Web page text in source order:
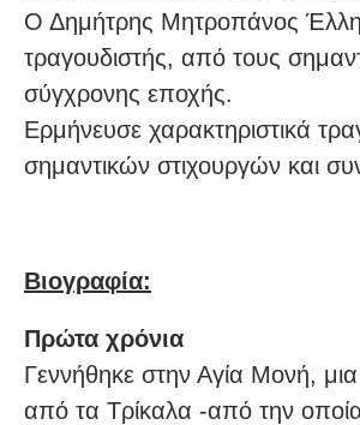
Ο Δημήτρης Μητροπάνος
τραγουδιστής, από τους
σύγχρονης εποχής.
Ερμήνευσε χαρακτηριστικά
σημαντικών στιχουργών και
Βιογραφία:
Πρώτα χρόνια
Γεννήθηκε στην Αγία Mονή,
από τα Τρίκαλα -από την